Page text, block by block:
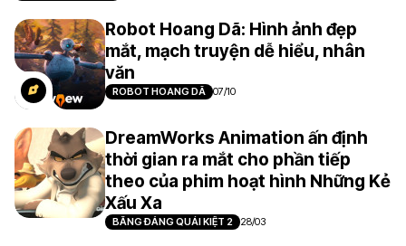
Robot Hoang Dã: Hình ảnh đẹp
mắt, mạch truyện dễ hiểu, nhân
văn
ROBOT HOANG DÃ 07/10
DreamWorks Animation ấn định
thời gian ra mắt cho phần tiếp
theo của phim hoạt hình Những Kẻ
Xấu Xa
BĂNG ĐẢNG QUÁI KIỆT 2 28/03